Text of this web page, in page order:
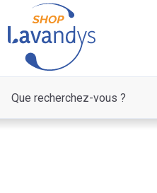
Panneau de gestion des cookies